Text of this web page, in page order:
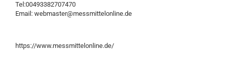
Tel:00493382707470
Email: webmaster@messmittelonline.de
https://www.messmittelonline.de/